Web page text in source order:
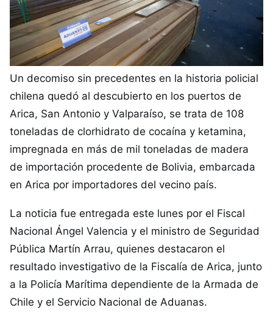
Un decomiso sin precedentes en la historia policial
chilena quedó al descubierto en los puertos de
Arica, San Antonio y Valparaíso, se trata de 108
toneladas de clorhidrato de cocaína y ketamina,
impregnada en más de mil toneladas de madera
de importación procedente de Bolivia, embarcada
en Arica por importadores del vecino país.
La noticia fue entregada este lunes por el Fiscal
Nacional Ángel Valencia y el ministro de Seguridad
Pública Martín Arrau, quienes destacaron el
resultado investigativo de la Fiscalía de Arica, junto
a la Policía Marítima dependiente de la Armada de
Chile y el Servicio Nacional de Aduanas.